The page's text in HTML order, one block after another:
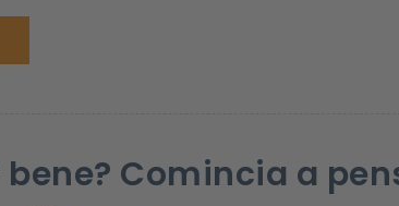
Comincia a